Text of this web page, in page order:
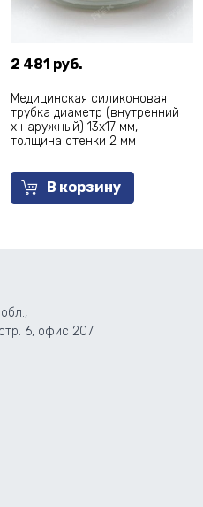
2 481 руб.
Медицинская силиконовая
трубка диаметр (внутренний
х наружный) 13х17 мм,
толщина стенки 2 мм
В корзину
6, офис 207